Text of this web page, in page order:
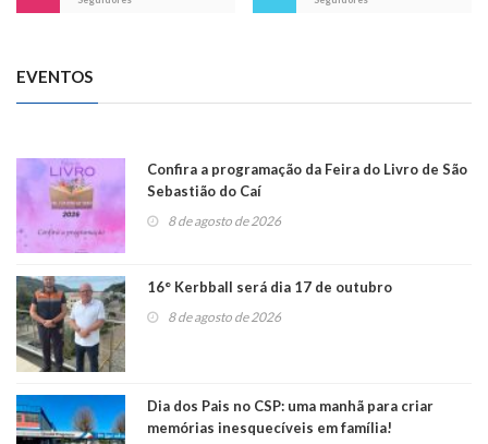
EVENTOS
Confira a programação da Feira do Livro de São
Sebastião do Caí
8 de agosto de 2026
16° Kerbball será dia 17 de outubro
8 de agosto de 2026
Dia dos Pais no CSP: uma manhã para criar
memórias inesquecíveis em família!